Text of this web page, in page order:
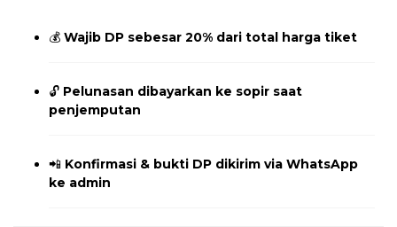
💰 Wajib DP sebesar 20% dari total harga tiket
🔓 Pelunasan dibayarkan ke sopir saat
penjemputan
📲 Konfirmasi & bukti DP dikirim via WhatsApp
ke admin